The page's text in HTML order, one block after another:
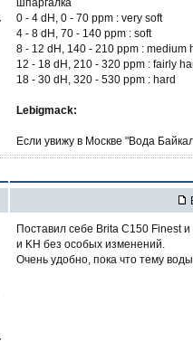
0 - 4 dH, 0 - 70 ppm : very soft
4 - 8 dH, 70 - 140 ppm : soft
8 - 12 dH, 140 - 210 ppm : medium
12 - 18 dH, 210 - 320 ppm : fairly
18 - 30 dH, 320 - 530 ppm : hard
Lebigmack:
Если увижу в Москве "Вода
Поставил себе Brita C150 Finest
и KH без особых изменений.
Очень удобно, пока что тему